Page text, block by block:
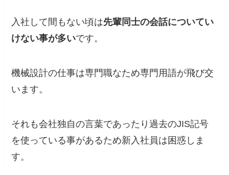
入社して間もない頃は先輩同士の会話についてい
けない事が多いです。
機械設計の仕事は専門職なため専門用語が飛び交
います。
それも会社独自の言葉であったり過去のJIS記号
を使っている事があるため新入社員は困惑しま
す。